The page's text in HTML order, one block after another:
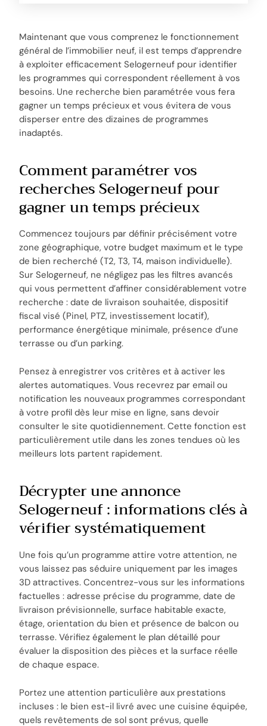
Maintenant que vous comprenez le fonctionnement
général de l’immobilier neuf, il est temps d’apprendre
à exploiter efficacement Selogerneuf pour identifier
les programmes qui correspondent réellement à vos
besoins. Une recherche bien paramétrée vous fera
gagner un temps précieux et vous évitera de vous
disperser entre des dizaines de programmes
inadaptés.
Comment paramétrer vos
recherches Selogerneuf pour
gagner un temps précieux
Commencez toujours par définir précisément votre
zone géographique, votre budget maximum et le type
de bien recherché (T2, T3, T4, maison individuelle).
Sur Selogerneuf, ne négligez pas les filtres avancés
qui vous permettent d’affiner considérablement votre
recherche : date de livraison souhaitée, dispositif
fiscal visé (Pinel, PTZ, investissement locatif),
performance énergétique minimale, présence d’une
terrasse ou d’un parking.
Pensez à enregistrer vos critères et à activer les
alertes automatiques. Vous recevrez par email ou
notification les nouveaux programmes correspondant
à votre profil dès leur mise en ligne, sans devoir
consulter le site quotidiennement. Cette fonction est
particulièrement utile dans les zones tendues où les
meilleurs lots partent rapidement.
Décrypter une annonce
Selogerneuf : informations clés à
vérifier systématiquement
Une fois qu’un programme attire votre attention, ne
vous laissez pas séduire uniquement par les images
3D attractives. Concentrez-vous sur les informations
factuelles : adresse précise du programme, date de
livraison prévisionnelle, surface habitable exacte,
étage, orientation du bien et présence de balcon ou
terrasse. Vérifiez également le plan détaillé pour
évaluer la disposition des pièces et la surface réelle
de chaque espace.
Portez une attention particulière aux prestations
incluses : le bien est-il livré avec une cuisine équipée,
quels revêtements de sol sont prévus, quelle